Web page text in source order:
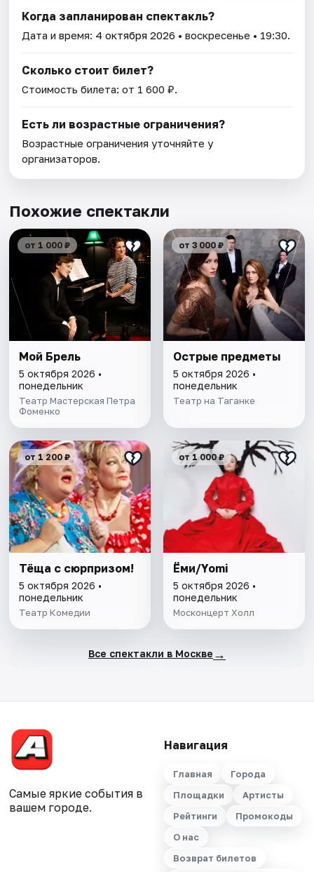
Когда запланирован спектакль?
Дата и время: 4 октября 2026 • воскресенье • 19:30.
Сколько стоит билет?
Стоимость билета: от 1 600 ₽.
Есть ли возрастные ограничения?
Возрастные ограничения уточняйте у
организаторов.
Похожие спектакли
от 1 000 ₽
Мой Брель
5 октября 2026 •
понедельник
Театр Мастерская Петра
Фоменко
от 3 000 ₽
Острые предметы
5 октября 2026 •
понедельник
Театр на Таганке
от 1 200 ₽
Тёща с сюрпризом!
5 октября 2026 •
понедельник
Театр Комедии
от 1 000 ₽
Ёми/Yomi
5 октября 2026 •
понедельник
Москонцерт Холл
Все спектакли в Москве →
Самые яркие события в
вашем городе.
Навигация
Главная
Города
Площадки
Артисты
Рейтинги
Промокоды
О нас
Возврат билетов